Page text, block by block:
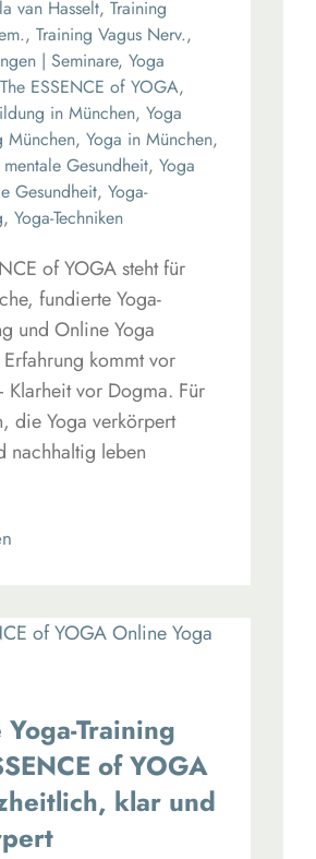
van Hasselt, Training
, Training Vagus Nerv.,
| Seminare, Yoga
ESSENCE of YOGA,
in München, Yoga
München, Yoga in München,
Gesundheit, Yoga
Gesundheit, Yoga-
, Yoga-Techniken
of YOGA steht für
fundierte Yoga-
und Online Yoga
kommt vor
Klarheit vor Dogma. Für
die Yoga verkörpert
nachhaltig leben
Training
of YOGA
klar und